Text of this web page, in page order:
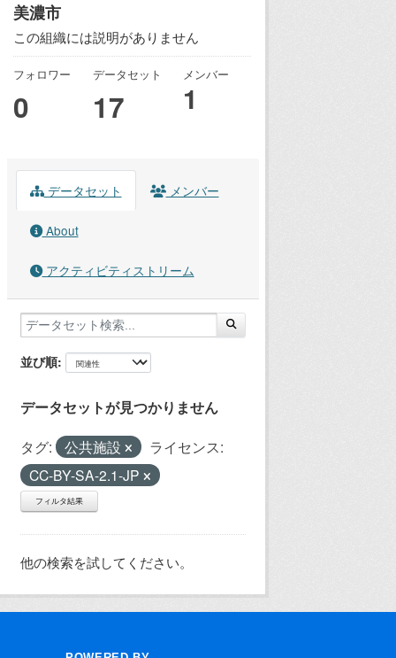
美濃市
この組織には説明がありません
フォロワー
0
データセット
17
メンバー
1
データセット メンバー
About
アクティビティストリーム
並び順
データセットが見つかりません
タグ: 公共施設
ライセンス:
CC-BY-SA-2.1-JP
フィルタ結果
他の検索を試してください。